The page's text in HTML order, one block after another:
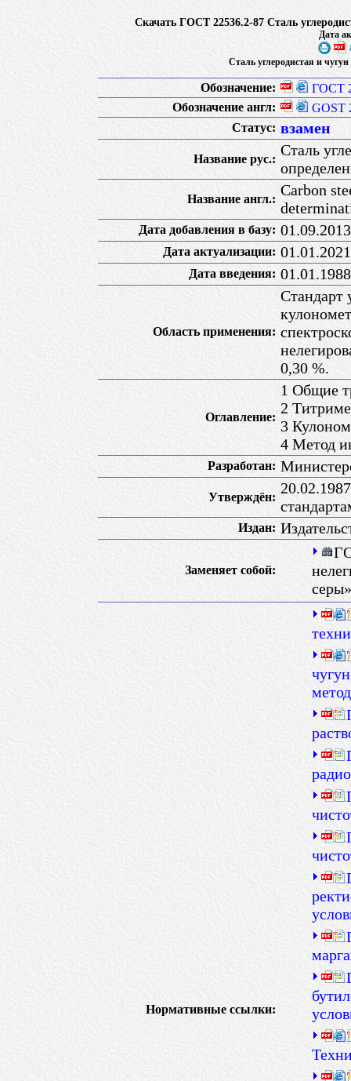
Скачать ГОСТ 22536.2-87 Сталь
Дата
Сталь углеродистая и
Обозначение:
ГОСТ
Обозначение англ:
GOST
Статус: взамен
Название рус.:
Сталь
Название англ.:
Carbon
Дата добавления в базу: 01.09.2013
Дата актуализации: 01.01.2021
Дата введения: 01.01.1988
Область применения:
Стандарт
0,30 %.
Оглавление:
1 Общие
2
3
4 Метод
Разработан:
Утверждён:
Издан:
Заменяет собой:
серы»
Нормативные ссылки: